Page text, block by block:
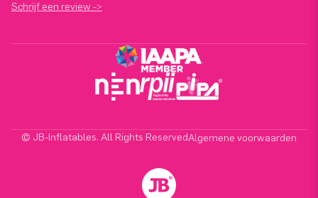
Schrijf een review ->
© JB-Inflatables. All Rights ReservedAlgemene voorwaarden